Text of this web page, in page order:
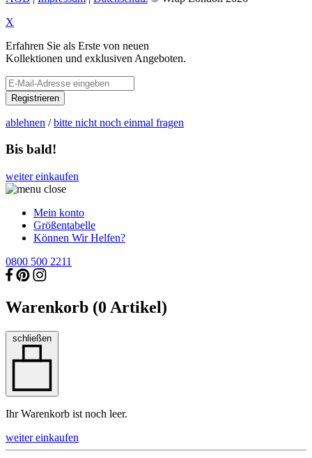
X
Erfahren Sie als Erste von neuen
Kollektionen und exklusiven Angeboten.
Registrieren
ablehnen /bitte nicht noch einmal fragen
Bis bald!
weiter einkaufen
Mein konto
Größentabelle
Können Wir Helfen?
0800 500 2211
Warenkorb (0 Artikel)
schließen
Ihr Warenkorb ist noch leer.
weiter einkaufen